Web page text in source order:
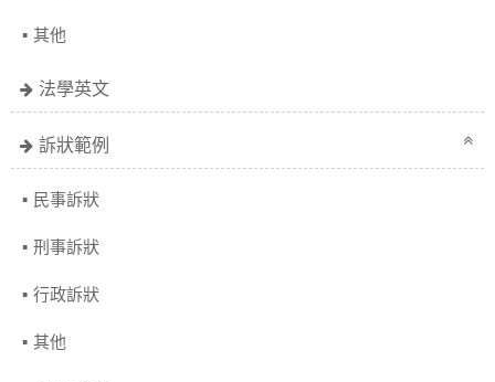
其他
法學英文
訴狀範例
民事訴狀
刑事訴狀
行政訴狀
其他